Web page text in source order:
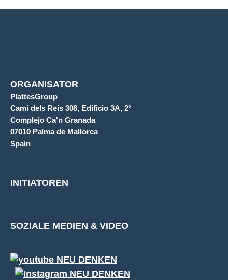
ORGANISATOR
PlattesGroup
Camí dels Reis 308, Edificio 3A, 2°
Complejo Ca'n Granada
07010 Palma de Mallorca
Spain
INITIATOREN
SOZIALE MEDIEN & VIDEO